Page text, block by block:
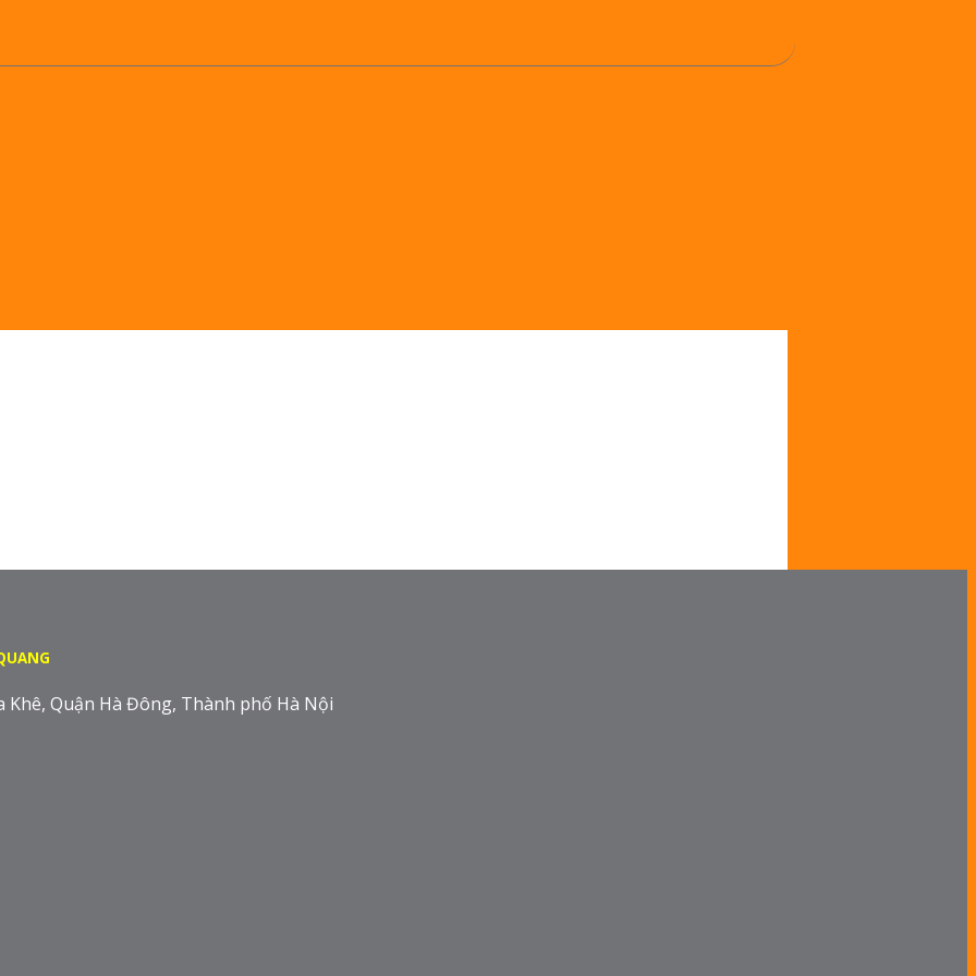
Khê, Quận Hà Đông, Thành phố Hà Nội